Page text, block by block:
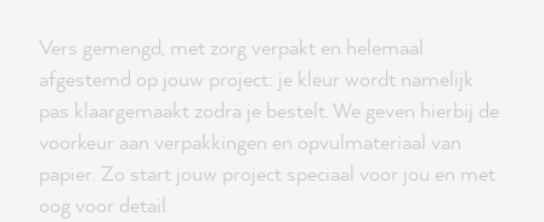
Vers gemengd, met zorg verpakt en helemaal
afgestemd op jouw project: je kleur wordt namelijk
pas klaargemaakt zodra je bestelt. We geven hierbij de
voorkeur aan verpakkingen en opvulmateriaal van
papier. Zo start jouw project speciaal voor jou en met
oog voor detail.